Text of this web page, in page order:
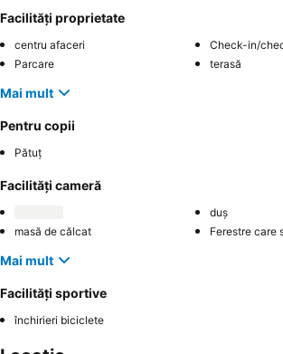
Facilități proprietate
centru afaceri
Check-in/
Parcare
terasă
Mai mult
Pentru copii
Pătuț
Facilități cameră
duș
masă de călcat
Ferestre care
Mai mult
Facilități sportive
închirieri biciclete